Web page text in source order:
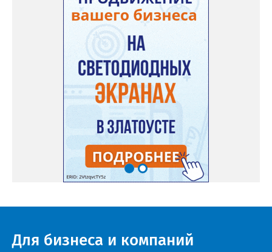
Для бизнеса и компаний